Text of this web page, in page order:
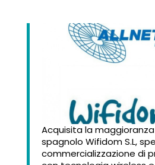
Acquisita la
spagnolo Wifidom S.L,
commercializzazione di